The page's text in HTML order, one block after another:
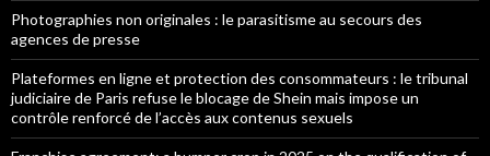
Photographies non originales : le parasitisme au secours des
agences de presse
Plateformes en ligne et protection des consommateurs : le tribunal
judiciaire de Paris refuse le blocage de Shein mais impose un
contrôle renforcé de l’accès aux contenus sexuels